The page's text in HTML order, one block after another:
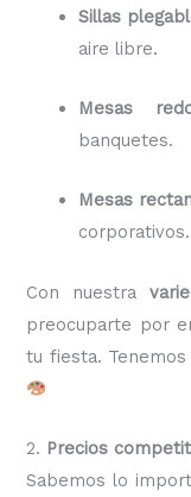
Sillas
aire libre.
Mesas
banquetes.
Mesas
corporativos.
Con nuestra
preocuparte por
tu fiesta.
2. Precios
Sabemos lo